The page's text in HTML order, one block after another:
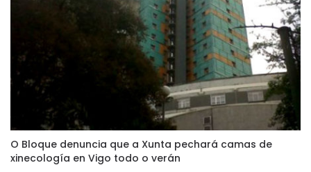
O Bloque denuncia que a Xunta pechará camas de
xinecología en Vigo todo o verán